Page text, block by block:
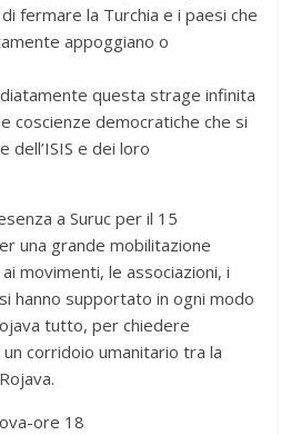
fermare la Turchia e i paesi che
appoggiano o
questa strage infinita
coscienze democratiche che si
dell’ISIS e dei loro
a Suruc per il 15
una grande mobilitazione
movimenti, le associazioni, i
hanno supportato in ogni modo
tutto, per chiedere
corridoio umanitario tra la
ore 18